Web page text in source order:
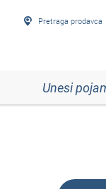
Pretraga prodavca